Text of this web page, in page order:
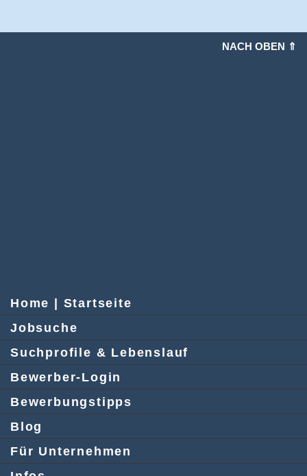
NACH OBEN ⇑
Home | Startseite
Jobsuche
Suchprofile & Lebenslauf
Bewerber-Login
Bewerbungstipps
Blog
Für Unternehmen